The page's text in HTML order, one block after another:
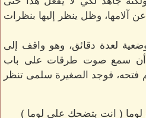
آلامها، وظل ينظر إليها بنظرات
لعدة دقائق، وهو واقف إلى
أن سمع صوت طرقات على باب
فتحه، فوجد الصغيرة سلمى تنظر
( انت بتضحك على لوما )